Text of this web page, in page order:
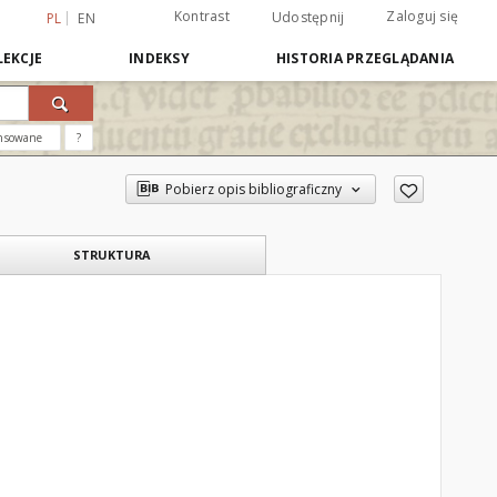
PL EN Kontrast Udostępnij Zaloguj się
INDEKSY HISTORIA PRZEGLĄDANIA
?
Pobierz opis bibliograficzny
STRUKTURA